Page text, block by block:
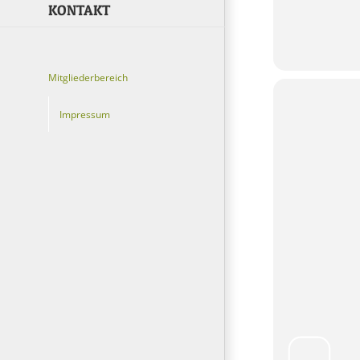
KONTAKT
Mitgliederbereich
Impressum